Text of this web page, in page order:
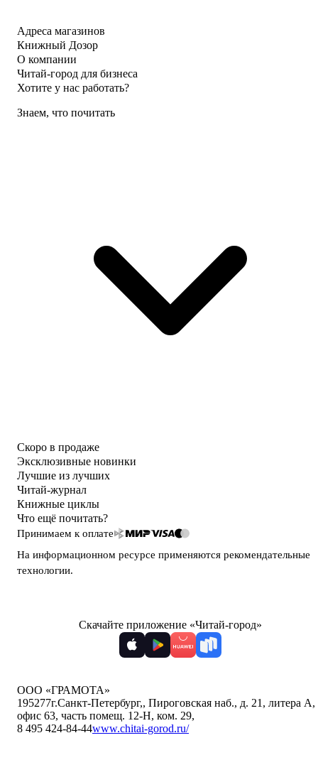
Адреса магазинов
Книжный Дозор
О компании
Читай-город для бизнеса
Хотите у нас работать?
Знаем, что почитать
Скоро в продаже
Эксклюзивные новинки
Лучшие из лучших
Читай-журнал
Книжные циклы
Что ещё почитать?
Принимаем к оплате
На информационном ресурсе применяются рекомендательные
технологии.
Скачайте приложение «Читай-город»
ООО «ГРАМОТА»
195277г.Санкт-Петербург,, Пироговская наб., д. 21, литера А,
офис 63, часть помещ. 12-Н, ком. 29,
8 495 424-84-44www.chitai-gorod.ru/